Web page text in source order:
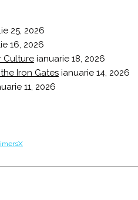
25, 2026
16, 2026
Culture ianuarie 18, 2026
Iron Gates ianuarie 14, 2026
11, 2026